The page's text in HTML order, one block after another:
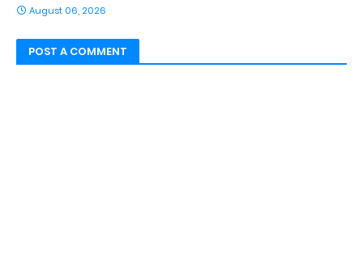
August 06, 2026
POST A COMMENT